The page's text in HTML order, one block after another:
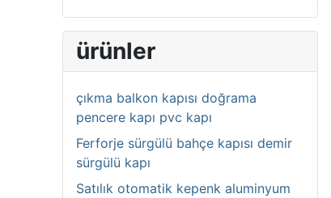
ürünler
çıkma balkon kapısı doğrama
pencere kapı pvc kapı
Ferforje sürgülü bahçe kapısı demir
sürgülü kapı
Satılık otomatik kepenk aluminyum